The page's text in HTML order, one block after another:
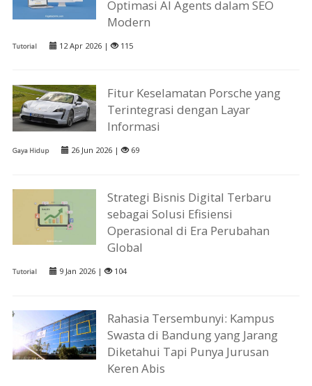
Optimasi AI Agents dalam SEO
Modern
Tutorial 12 Apr 2026 | 115
Fitur Keselamatan Porsche yang
Terintegrasi dengan Layar
Informasi
Gaya Hidup 26 Jun 2026 | 69
Strategi Bisnis Digital Terbaru
sebagai Solusi Efisiensi
Operasional di Era Perubahan
Global
Tutorial 9 Jan 2026 | 104
Rahasia Tersembunyi: Kampus
Swasta di Bandung yang Jarang
Diketahui Tapi Punya Jurusan
Keren Abis